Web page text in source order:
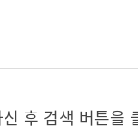
후 검색 버튼을